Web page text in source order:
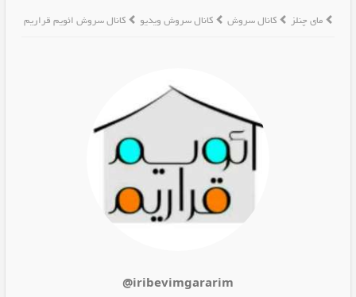
مای چنلز کانال سروش کانال سروش ویدیو کانال سروش ائویم قراریم
@iribevimgararim